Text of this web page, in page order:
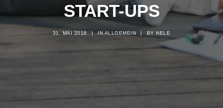
START-UPS
31. MAI 2018 | INALLGEMEIN | BYNELE